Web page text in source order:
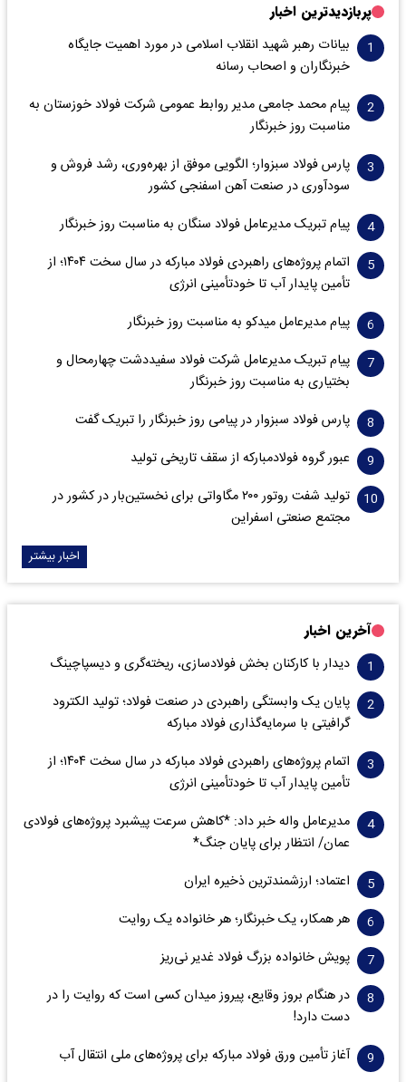
پربازدیدترین اخبار
بیانات رهبر شهید انقلاب اسلامی در مورد اهمیت جایگاه
خبرنگاران و اصحاب رسانه
پیام محمد جامعی مدیر روابط عمومی شرکت فولاد خوزستان به
مناسبت روز خبرنگار
پارس فولاد سبزوار؛ الگویی موفق از بهره‌وری، رشد فروش و
سود‌آوری در صنعت آهن اسفنجی کشور
پیام تبریک مدیرعامل فولاد سنگان به مناسبت روز خبرنگار
اتمام پروژه‌های راهبردی فولاد مبارکه در سال سخت ۱۴۰۴؛ از
تأمین پایدار آب تا خودتأمینی انرژی
پیام مدیرعامل میدکو به مناسبت روز خبرنگار
پیام تبریک مدیرعامل شرکت فولاد سفیددشت چهارمحال و
بختیاری به مناسبت روز خبرنگار
پارس فولاد سبزوار در پیامی روز خبرنگار را تبریک گفت
عبور گروه فولادمبارکه از سقف تاریخی تولید
تولید شفت روتور ۲۰۰ مگاواتی برای نخستین‌بار در کشور در
مجتمع صنعتی اسفراین
اخبار بیشتر
آخرین اخبار
دیدار با کارکنان بخش فولادسازی، ریخته‌گری و دیسپاچینگ
پایان یک وابستگی راهبردی در صنعت فولاد؛ تولید الکترود
گرافیتی با سرمایه‌گذاری فولاد مبارکه
اتمام پروژه‌های راهبردی فولاد مبارکه در سال سخت ۱۴۰۴؛ از
تأمین پایدار آب تا خودتأمینی انرژی
مدیرعامل واله خبر داد: *کاهش سرعت پیشبرد پروژه‌های فولادی
عمان/ انتظار برای پایان جنگ*
اعتماد؛ ارزشمندترین ذخیره ایران
هر همکار، یک خبرنگار؛ هر خانواده یک روایت
پویش خانواده بزرگ فولاد غدیر نی‌ریز
در هنگام بروز وقایع، پیروز میدان کسی است که روایت را در
دست دارد!
آغاز تأمین ورق فولاد مبارکه برای پروژه‌های ملی انتقال آب